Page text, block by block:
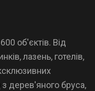
об'єктів. Від
лазень, готелів,
з дерев'яного бруса,